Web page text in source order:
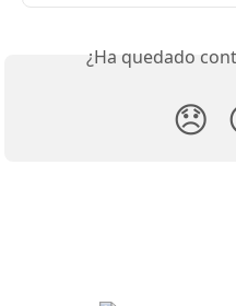
¿Ha quedado
😞